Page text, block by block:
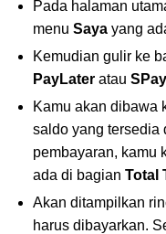
Pada halaman
menu Saya yang
Kemudian gulir ke
PayLater atau
Kamu akan dibawa
saldo yang tersedia
pembayaran, kamu
ada di bagian Total
Akan ditampilkan
harus dibayarkan.